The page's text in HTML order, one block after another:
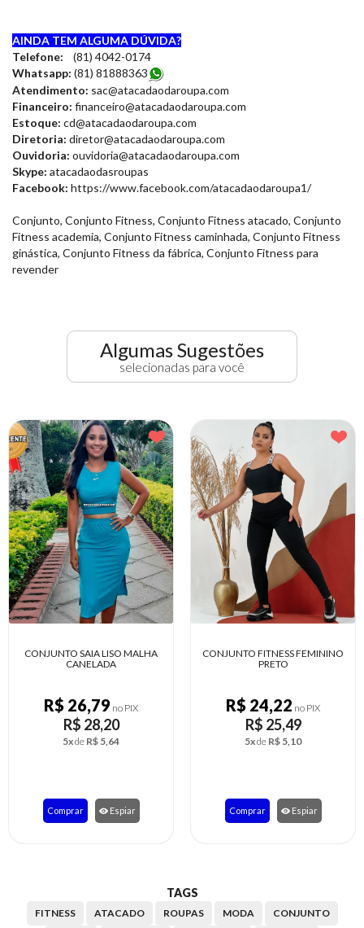
AINDA TEM ALGUMA DÚVIDA?
Telefone: (81) 4042-0174
Whatsapp: (81) 81888363
Atendimento: sac@atacadaodaroupa.com
Financeiro: financeiro@atacadaodaroupa.com
Estoque: cd@atacadaodaroupa.com
Diretoria: diretor@atacadaodaroupa.com
Ouvidoria: ouvidoria@atacadaodaroupa.com
Skype: atacadaodasroupas
Facebook: https://www.facebook.com/atacadaodaroupa1/
Conjunto, Conjunto Fitness, Conjunto Fitness atacado, Conjunto
Fitness academia, Conjunto Fitness caminhada, Conjunto Fitness
ginástica, Conjunto Fitness da fábrica, Conjunto Fitness para
revender
Algumas Sugestões
selecionadas para você
CONJUNTO FITNESS FEMININO
PRETO
R$ 24,22no PIX
R$ 25,49
5xdeR$ 5,10
Comprar Espiar
CONJUNTO FITNESS FEMININO
ESTAMPADO
R$ 24,22no PIX
R$ 25,49
5xdeR$ 5,10
Comprar Espiar
TAGS
FITNESS ATACADO ROUPAS MODA
CONJUNTO